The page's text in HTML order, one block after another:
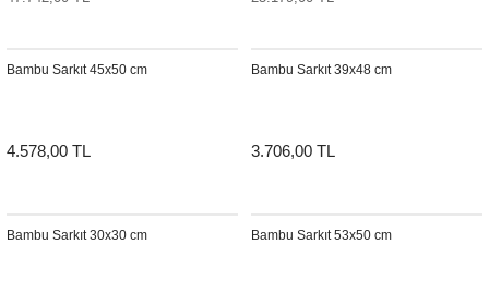
Bambu Sarkıt 45x50 cm
4.578,00 TL
Bambu Sarkıt 39x48 cm
3.706,00 TL
Bambu Sarkıt 30x30 cm Bambu Sarkıt 53x50 cm